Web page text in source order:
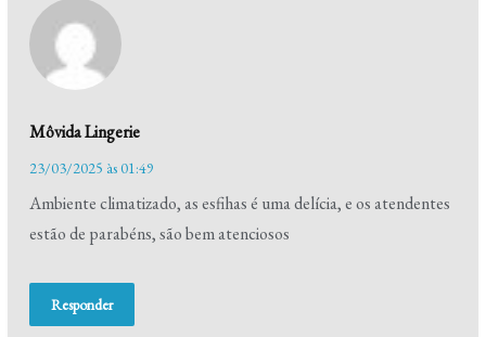
Môvida Lingerie
23/03/2025 às 01:49
Ambiente climatizado, as esfihas é uma delícia, e os atendentes
estão de parabéns, são bem atenciosos
Responder